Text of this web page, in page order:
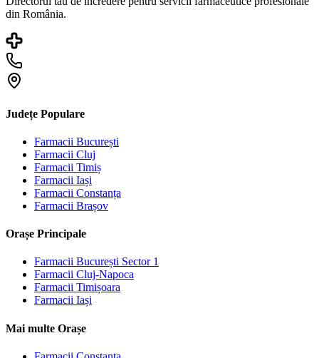
din România.
Județe Populare
Farmacii București
Farmacii Cluj
Farmacii Timiș
Farmacii Iași
Farmacii Constanța
Farmacii Brașov
Orașe Principale
Farmacii București Sector 1
Farmacii Cluj-Napoca
Farmacii Timișoara
Farmacii Iași
Mai multe Orașe